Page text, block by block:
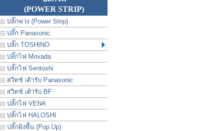
(POWER STRIP)
ปลั๊กพ่วง (Power Strip)
ปลั๊ก Panasonic
ปลั๊ก TOSHINO
ปลั๊กไฟ Movada
ปลั๊กไฟ Sentoshi
สวิทช์ เต้ารับ Panasonic
สวิทช์ เต้ารับ BF
ปลั๊กไฟ VENA
ปลั๊กไฟ HALOSHI
ปลั๊กฝังพื้น (Pop Up)